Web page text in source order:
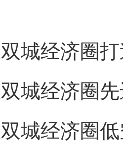
城经济圈
城经济圈
城经济圈